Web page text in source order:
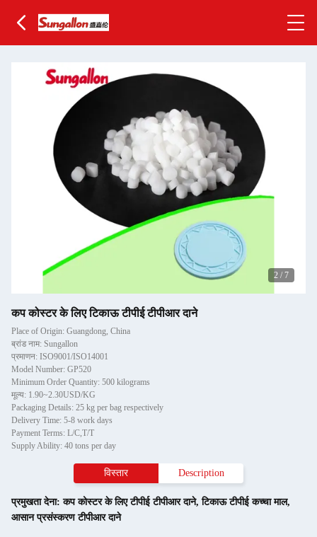
2 / 7
कप कोस्टर के लिए टिकाऊ टीपीई टीपीआर दाने
Place of Origin: Guangdong, China
ब्रांड नाम: Sungallon
प्रमाणन: ISO9001/ISO14001
Model Number: GP520
Minimum Order Quantity: 500 kilograms
मूल्य: 1.90~2.30USD/KG
Packaging Details: 25 kg per bag respectively
Delivery Time: 5-8 work days
Payment Terms: L/C,T/T
Supply Ability: 40 tons per day
विस्तार Description
प्रमुखता देना:कप कोस्टर के लिए टीपीई टीपीआर दाने,टिकाऊ टीपीई कच्चा माल,
आसान प्रसंस्करण टीपीआर दाने